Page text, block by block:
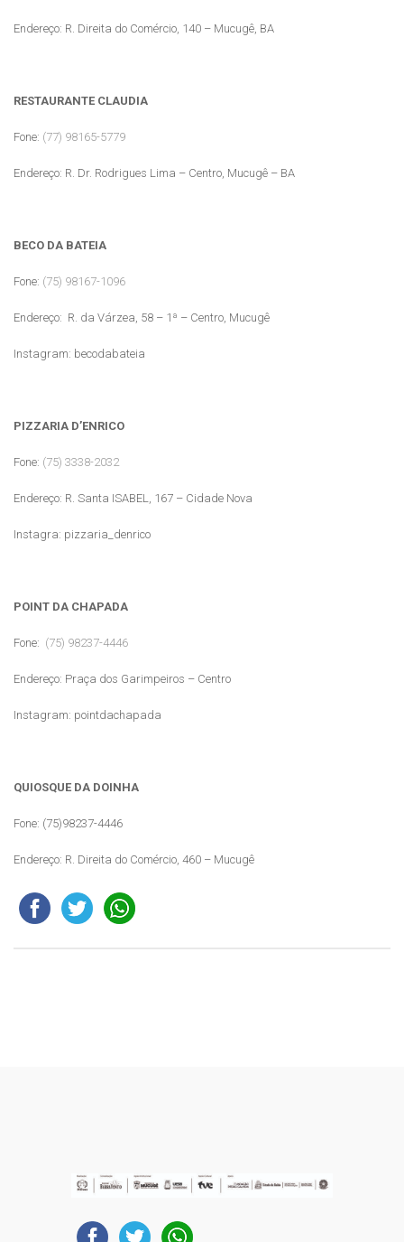
Endereço: R. Direita do Comércio, 140 – Mucugê, BA
RESTAURANTE CLAUDIA
Fone: (77) 98165-5779
Endereço: R. Dr. Rodrigues Lima – Centro, Mucugê – BA
BECO DA BATEIA
Fone: (75) 98167-1096
Endereço: R. da Várzea, 58 – 1ª – Centro, Mucugê
Instagram: becodabateia
PIZZARIA D’ENRICO
Fone: (75) 3338-2032
Endereço: R. Santa ISABEL, 167 – Cidade Nova
Instagra: pizzaria_denrico
POINT DA CHAPADA
Fone: (75) 98237-4446
Endereço: Praça dos Garimpeiros – Centro
Instagram: pointdachapada
QUIOSQUE DA DOINHA
Fone: (75)98237-4446
Endereço: R. Direita do Comércio, 460 – Mucugê